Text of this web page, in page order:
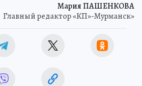
Мария ПАШЕНКОВА
Главный редактор «КП»-Мурманск»